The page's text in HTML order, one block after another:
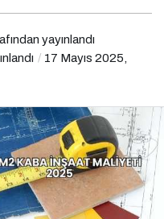
yayınlandı
17 Mayıs 2025,